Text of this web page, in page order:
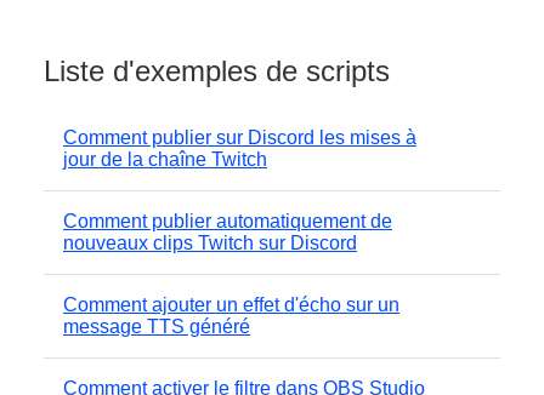
Liste d'exemples de scripts
Comment publier sur Discord les mises à
jour de la chaîne Twitch
Comment publier automatiquement de
nouveaux clips Twitch sur Discord
Comment ajouter un effet d'écho sur un
message TTS généré
Comment activer le filtre dans OBS Studio